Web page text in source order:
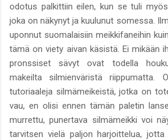
odotus palkittiin eilen, kun se tuli
joka on näkynyt ja kuulunut somessa.
uponnut suomalaisiin meikkifaneihin
tämä on viety aivan käsistä. Ei mikään
pronssiset sävyt ovat todella
makeilta silmienväristä riippumatta.
tutoriaaleja silmämeikeistä, jotka on
vau, en olisi ennen tämän paletin
murrettu, punertava silmämeikki voi
tarvitsen vielä paljon harjoittelua,